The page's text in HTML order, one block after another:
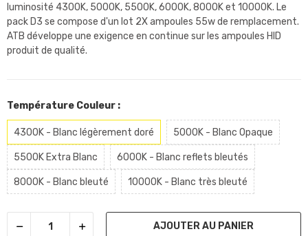
luminosité 4300K, 5000K, 5500K, 6000K, 8000K et 10000K. Le
pack D3 se compose d'un lot 2X ampoules 55w de remplacement.
ATB développe une exigence en continue sur les ampoules HID
produit de qualité.
Température Couleur :
4300K - Blanc légèrement doré 5000K - Blanc Opaque
5500K Extra Blanc 6000K - Blanc reflets bleutés
8000K - Blanc bleuté 10000K - Blanc très bleuté
AJOUTER AU PANIER